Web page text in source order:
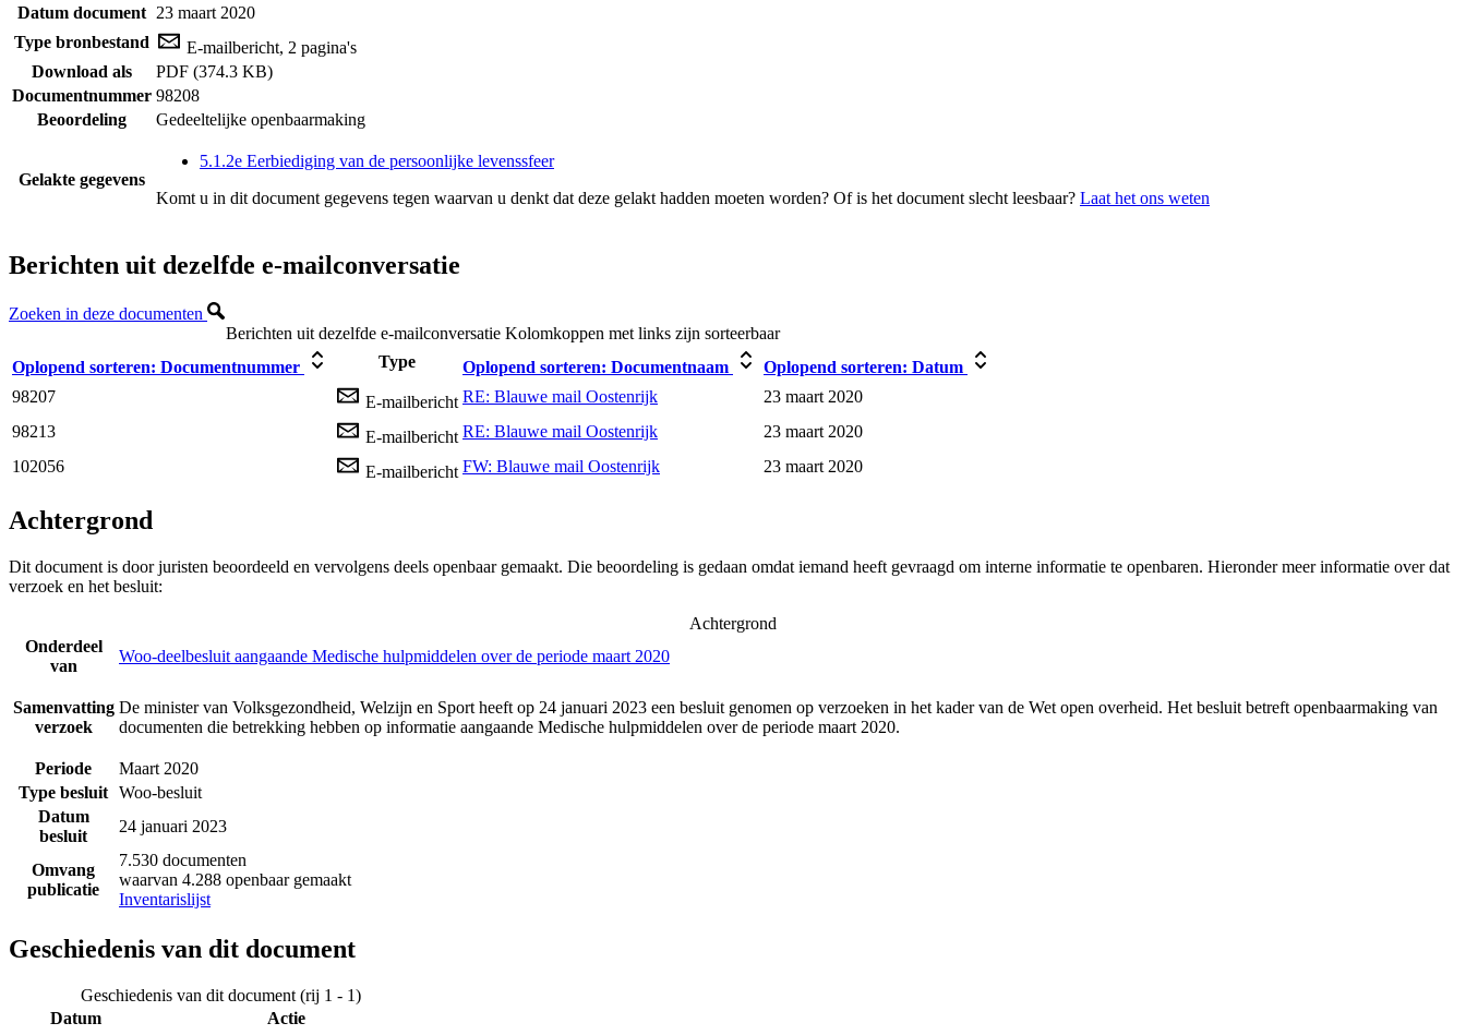
Datum document 23 maart 2020
Type bronbestand
E-mailbericht, 2 pagina's
Download als
PDF (374.3 KB)
Documentnummer 98208
Beoordeling
Gedeeltelijke openbaarmaking
Gelakte gegevens
5.1.2e Eerbiediging van de persoonlijke levenssfeer
Komt u in dit document gegevens tegen waarvan u denkt dat deze gelakt hadden moeten worden? Of is het document slecht leesbaar? Laat het ons weten
Berichten uit dezelfde e-mailconversatie
Zoeken in deze documenten
Berichten uit dezelfde e-mailconversatie Kolomkoppen met links zijn sorteerbaar
Oplopend sorteren: Documentnummer Type Oplopend sorteren: Documentnaam Oplopend sorteren: Datum
98207
E-mailbericht RE: Blauwe mail Oostenrijk
23 maart 2020
98213
E-mailbericht RE: Blauwe mail Oostenrijk
23 maart 2020
102056
E-mailbericht FW: Blauwe mail Oostenrijk 23 maart 2020
Achtergrond
Dit document is door juristen beoordeeld en vervolgens deels openbaar gemaakt. Die beoordeling is gedaan omdat iemand heeft gevraagd om interne informatie te openbaren. Hieronder meer informatie over dat
verzoek en het besluit:
Achtergrond
Onderdeel
van
Woo-deelbesluit aangaande Medische hulpmiddelen over de periode maart 2020
Samenvatting
verzoek
De minister van Volksgezondheid, Welzijn en Sport heeft op 24 januari 2023 een besluit genomen op verzoeken in het kader van de Wet open overheid. Het besluit betreft openbaarmaking van
documenten die betrekking hebben op informatie aangaande Medische hulpmiddelen over de periode maart 2020.
Periode
Maart 2020
Type besluit Woo-besluit
Datum
besluit
24 januari 2023
Omvang
publicatie
7.530 documenten
waarvan 4.288 openbaar gemaakt
Inventarislijst
Geschiedenis van dit document
Geschiedenis van dit document (rij 1 - 1)
Datum
Actie